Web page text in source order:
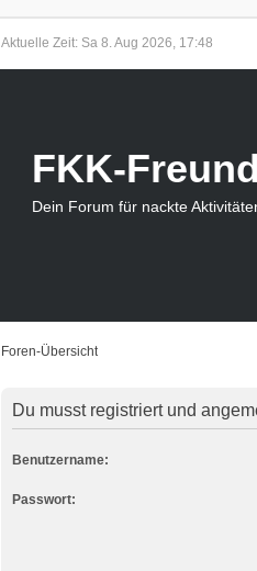
Aktuelle Zeit: Sa 8. Aug 2026, 17:48
FKK-
Dein Forum für nackte
Foren-Übersicht
Du musst registriert und
Benutzername:
Passwort: